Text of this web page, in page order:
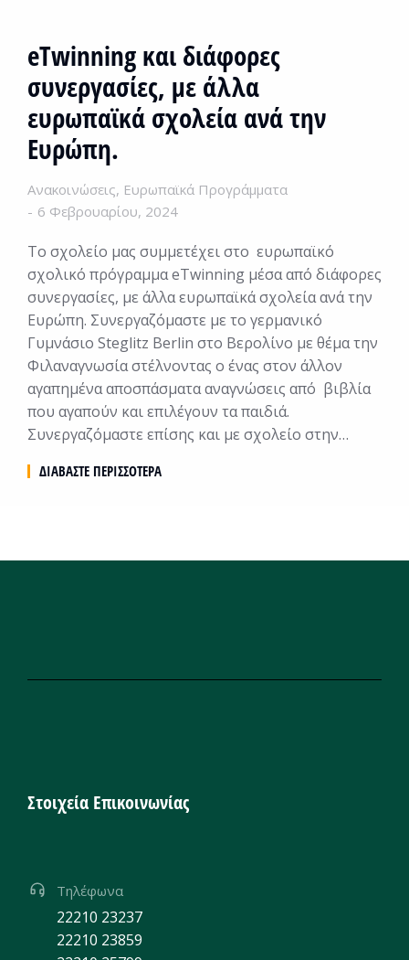
eTwinning και διάφορες
συνεργασίες, με άλλα
ευρωπαϊκά σχολεία ανά την
Ευρώπη.
Ανακοινώσεις, Ευρωπαϊκά Προγράμματα
6 Φεβρουαρίου, 2024
Το σχολείο μας συμμετέχει στο ευρωπαϊκό
σχολικό πρόγραμμα eTwinning μέσα από διάφορες
συνεργασίες, με άλλα ευρωπαϊκά σχολεία ανά την
Ευρώπη. Συνεργαζόμαστε με το γερμανικό
Γυμνάσιο Steglitz Berlin στο Βερολίνο με θέμα την
Φιλαναγνωσία στέλνοντας ο ένας στον άλλον
αγαπημένα αποσπάσματα αναγνώσεις από βιβλία
που αγαπούν και επιλέγουν τα παιδιά.
Συνεργαζόμαστε επίσης και με σχολείο στην…
ΔΙΑΒΆΣΤΕ ΠΕΡΙΣΣΌΤΕΡΑ
Στοιχεία Επικοινωνίας
Τηλέφωνα
22210 23237
22210 23859